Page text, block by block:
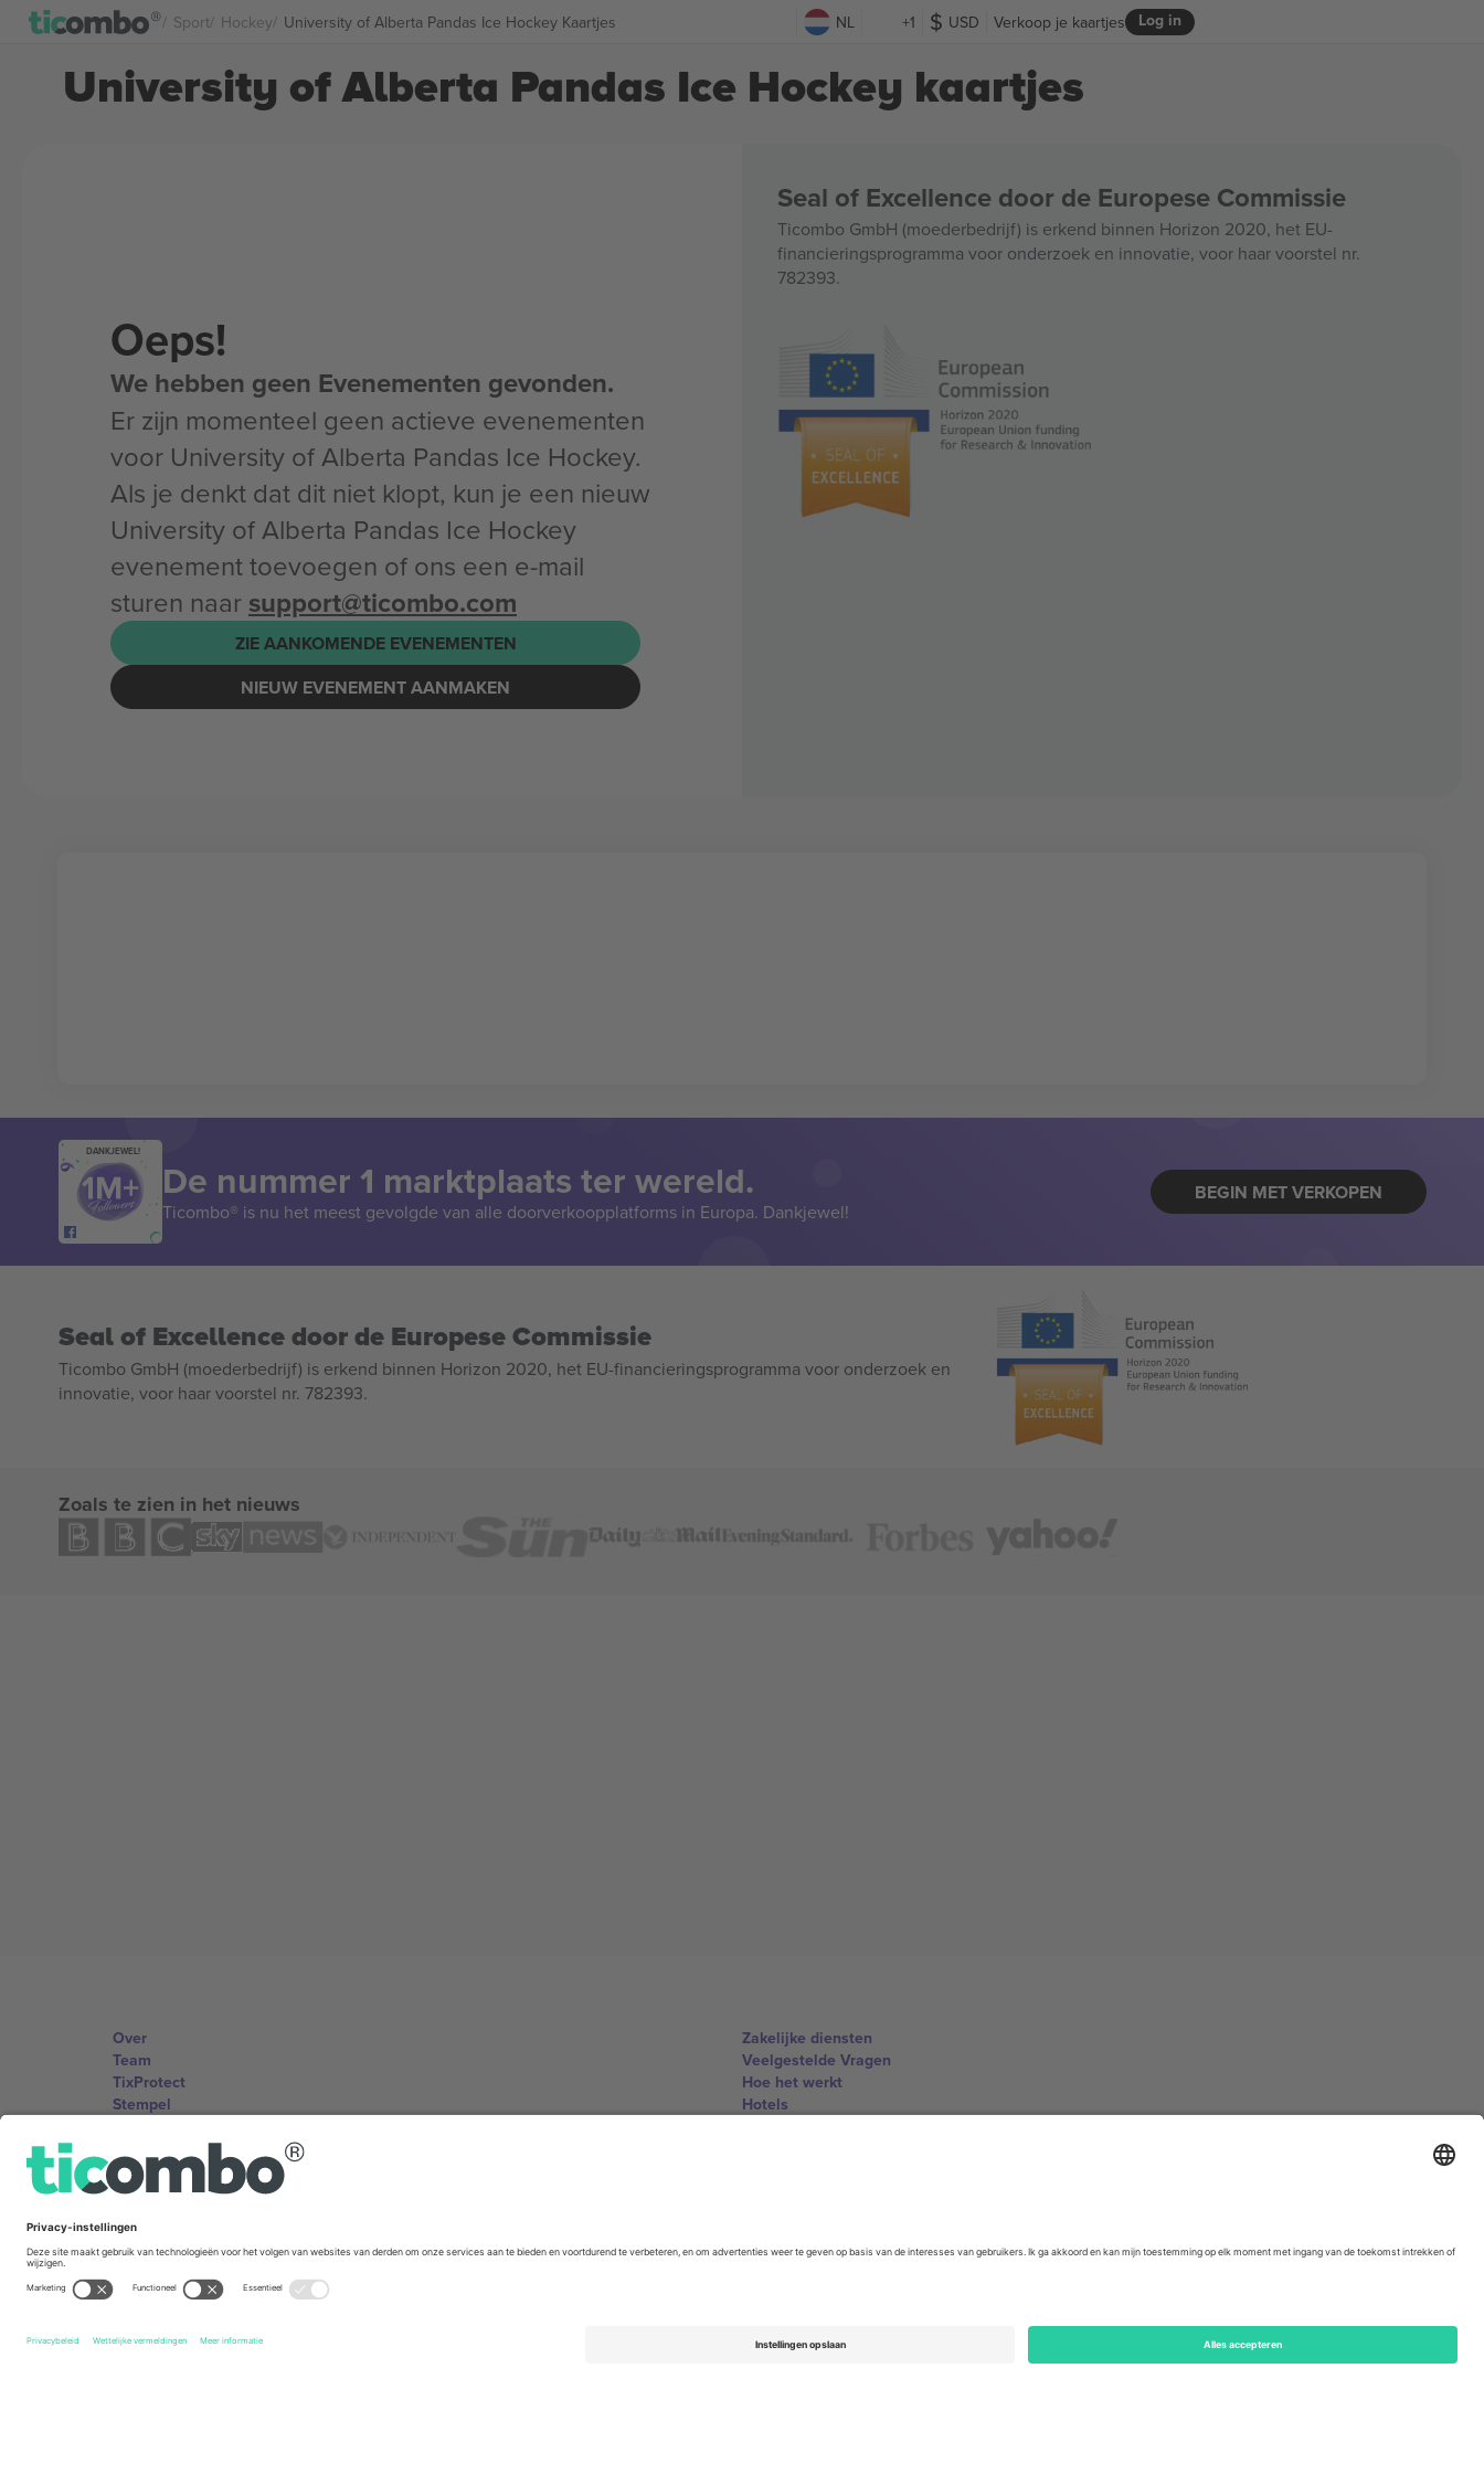
Sport Hockey University of Alberta Pandas Ice Hockey Kaartjes NL +1 USD Log in
Verkoop je kaartjes
University of Alberta Pandas Ice Hockey kaartjes
Oeps!
We hebben geen Evenementen gevonden.
Er zijn momenteel geen actieve evenementen
voor University of Alberta Pandas Ice Hockey.
Als je denkt dat dit niet klopt, kun je een nieuw
University of Alberta Pandas Ice Hockey
evenement toevoegen of ons een e-mail
sturen naar support@ticombo.com
ZIE AANKOMENDE EVENEMENTEN
NIEUW EVENEMENT AANMAKEN
Seal of Excellence door de Europese Commissie
Ticombo GmbH (moederbedrijf) is erkend binnen Horizon 2020, het EU-
financieringsprogramma voor onderzoek en innovatie, voor haar voorstel nr.
782393.
DANKJEWEL!
De nummer 1 marktplaats ter wereld.
Ticombo® is nu het meest gevolgde van alle doorverkoopplatforms in Europa. Dankjewel!
BEGIN MET VERKOPEN
Seal of Excellence door de Europese Commissie
Ticombo GmbH (moederbedrijf) is erkend binnen Horizon 2020, het EU-financieringsprogramma voor onderzoek en
innovatie, voor haar voorstel nr. 782393.
Zoals te zien in het nieuws
Over
Team
TixProtect
Stempel
Affiliate programma
Zakelijke diensten
Veelgestelde Vragen
Hoe het werkt
Hotels